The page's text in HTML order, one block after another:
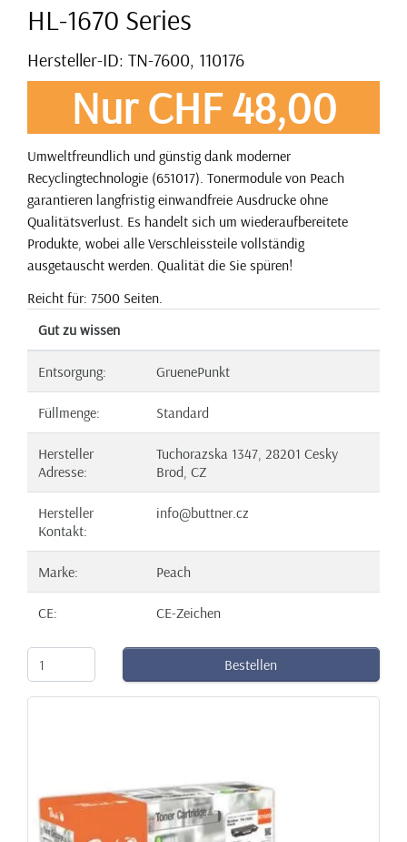
HL-1670 Series
Hersteller-ID: TN-7600, 110176
Nur CHF 48,00
Umweltfreundlich und günstig dank moderner
Recyclingtechnologie (651017). Tonermodule von Peach
garantieren langfristig einwandfreie Ausdrucke ohne
Qualitätsverlust. Es handelt sich um wiederaufbereitete
Produkte, wobei alle Verschleissteile vollständig
ausgetauscht werden. Qualität die Sie spüren!
Reicht für: 7500 Seiten.
Gut zu wissen
Entsorgung: GruenePunkt
Füllmenge: Standard
Hersteller
Adresse:
Tuchorazska 1347, 28201 Cesky
Brod, CZ
Hersteller
Kontakt:
info@buttner.cz
Marke: Peach
CE: CE-Zeichen
Bestellen